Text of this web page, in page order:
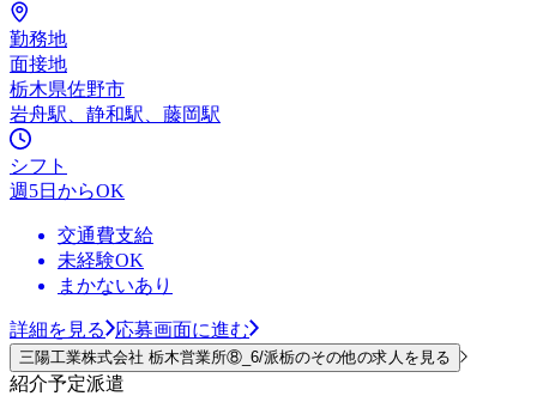
勤務地
面接地
栃木県佐野市
岩舟駅、静和駅、藤岡駅
シフト
週5日からOK
交通費支給
未経験OK
まかないあり
詳細を見る 応募画面に進む
三陽工業株式会社 栃木営業所⑧_6/派栃のその他の求人を見る
紹介予定派遣